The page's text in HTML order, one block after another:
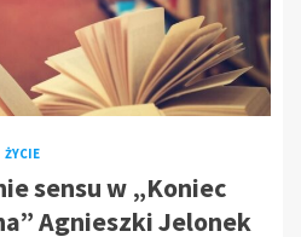
ŻYCIE
sensu w „Koniec
Agnieszki Jelonek